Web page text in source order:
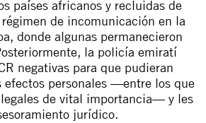
países africanos y recluidas de
de incomunicación en la
donde algunas permanecieron
la policía emiratí
negativas para que pudieran
efectos personales —entre los que
de vital importancia— y les
jurídico.